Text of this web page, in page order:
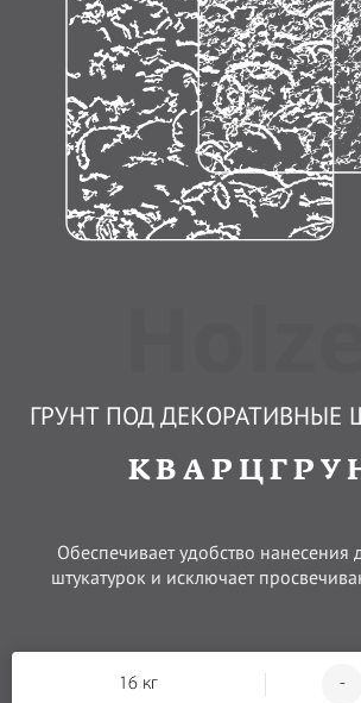
ГРУНТ ПОД ДЕКОРАТИВНЫЕ
Обеспечивает удобство нанесения
штукатурок и исключает
16 кг -